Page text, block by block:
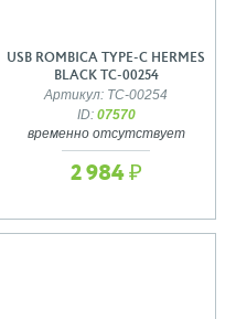
USB ROMBICA TYPE-C HERMES
BLACK TC-00254
Артикул: TC-00254
ID: 07570
временно отсутствует
2 984 ₽